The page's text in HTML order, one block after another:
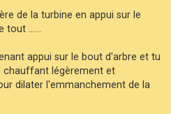
de la turbine en appui sur le
......
appui sur le bout d'arbre et tu
chauffant légèrement et
dilater l'emmanchement de la